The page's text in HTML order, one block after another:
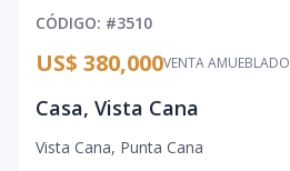
CÓDIGO: #3510
VENTA AMUEBLADO
US$ 380,000
Casa, Vista Cana
Vista Cana, Punta Cana